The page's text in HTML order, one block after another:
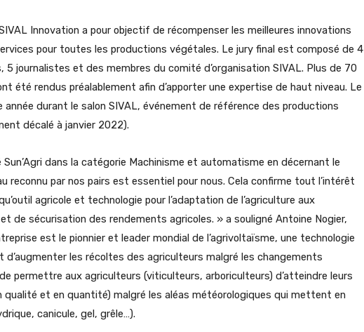
Innovation a pour objectif de récompenser les meilleures innovations
pour toutes les productions végétales. Le jury final est composé de 4
journalistes et des membres du comité d’organisation SIVAL. Plus de 70
été rendus préalablement afin d’apporter une expertise de haut niveau. Le
durant le salon SIVAL, événement de référence des productions
décalé à janvier 2022).
Sun’Agri dans la catégorie Machinisme et automatisme en décernant le
reconnu par nos pairs est essentiel pour nous. Cela confirme tout l’intérêt
agricole et technologie pour l’adaptation de l’agriculture aux
de sécurisation des rendements agricoles. » a souligné Antoine Nogier,
est le pionnier et leader mondial de l’agrivoltaïsme, une technologie
les récoltes des agriculteurs malgré les changements
permettre aux agriculteurs (viticulteurs, arboriculteurs) d’atteindre leurs
et en quantité) malgré les aléas météorologiques qui mettent en
canicule, gel, grêle…).